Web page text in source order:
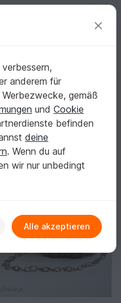
Kostenlos registrieren
Umhängetaschen
| Häkelanleitung
anderem für
gemäß
und Cookie
befinden
deine
. Wenn du auf
wir nur unbedingt
Alle akzeptieren